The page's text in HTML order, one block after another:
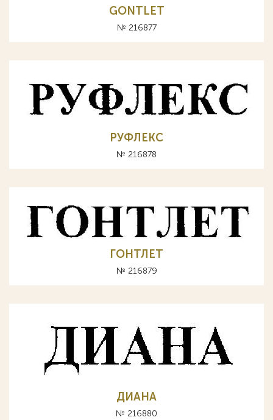
GONTLET
№ 216877
РУФЛЕКС
№ 216878
ГОНТЛЕТ
№ 216879
ДИАНА
№ 216880